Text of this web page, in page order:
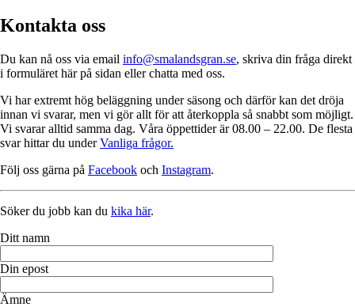
Kontakta oss
Du kan nå oss via email info@smalandsgran.se, skriva din fråga direkt
i formuläret här på sidan eller chatta med oss.
Vi har extremt hög beläggning under säsong och därför kan det dröja
innan vi svarar, men vi gör allt för att återkoppla så snabbt som möjligt.
Vi svarar alltid samma dag. Våra öppettider är 08.00 – 22.00. De flesta
svar hittar du underVanliga frågor.
Följ oss gärna på Facebook och Instagram.
Söker du jobb kan du kika här.
Ditt namn
Din epost
Ämne